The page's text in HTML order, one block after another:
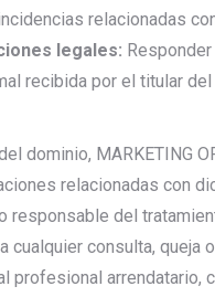
relacionadas
legales:
recibida por el titular
dominio, MARKETING
relacionadas con
responsable del
cualquier consulta, queja
profesional arrendatario,